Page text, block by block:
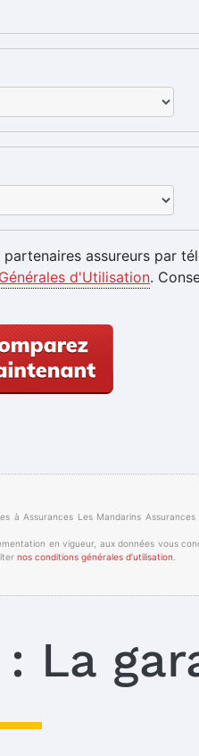
assureurs par
d'Utilisation.
Assurances Les Mandarins
en vigueur, aux données vous
nos conditions générales d’utilisation
La